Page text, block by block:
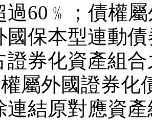
過60﹪；債權
國保本型連動
證券化資產組
屬外國證券化
連結原對應資